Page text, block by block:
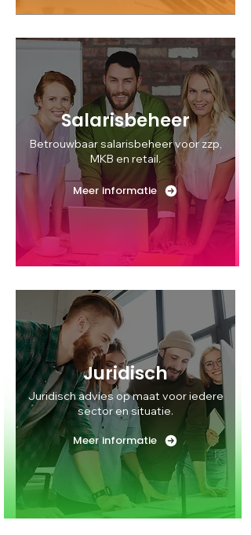
Salarisbeheer
Betrouwbaar salarisbeheer voor zzp,
MKB en retail.
Meer informatie
Juridisch
Juridisch advies op maat voor iedere
sector en situatie.
Meer informatie